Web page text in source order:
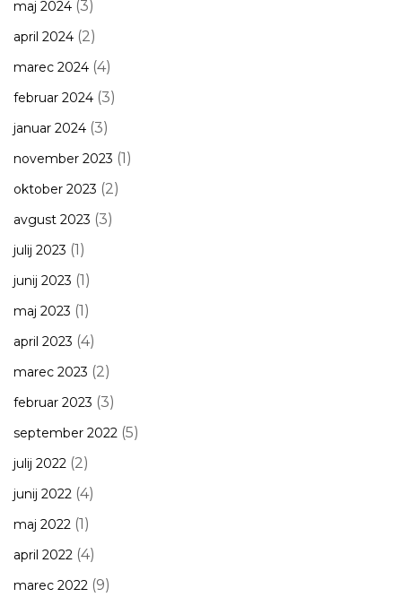
maj 2024 (3)
april 2024 (2)
marec 2024 (4)
februar 2024 (3)
januar 2024 (3)
november 2023 (1)
oktober 2023 (2)
avgust 2023 (3)
julij 2023 (1)
junij 2023 (1)
maj 2023 (1)
april 2023 (4)
marec 2023 (2)
februar 2023 (3)
september 2022 (5)
julij 2022 (2)
junij 2022 (4)
maj 2022 (1)
april 2022 (4)
marec 2022 (9)